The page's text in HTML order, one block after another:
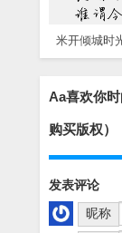
米开倾城时
Aa喜欢你
购买版权）
发表评论
昵称